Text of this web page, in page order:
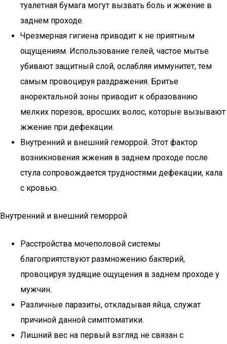
туалетная бумага могут вызвать боль и жжение в
заднем проходе.
Чрезмерная гигиена приводит к не приятным
ощущениям. Использование гелей, частое мытье
убивают защитный слой, ослабляя иммунитет, тем
самым провоцируя раздражения. Бритье
аноректальной зоны приводит к образованию
мелких порезов, вросших волос, которые вызывают
жжение при дефекации.
Внутренний и внешний геморрой. Этот фактор
возникновения жжения в заднем проходе после
стула сопровождается трудностями дефекации, кала
с кровью.
Внутренний и внешний геморрой
Расстройства мочеполовой системы
благоприятствуют размножению бактерий,
провоцируя зудящие ощущения в заднем проходе у
мужчин.
Различные паразиты, откладывая яйца, служат
причиной данной симптоматики.
Лишний вес на первый взгляд не связан с